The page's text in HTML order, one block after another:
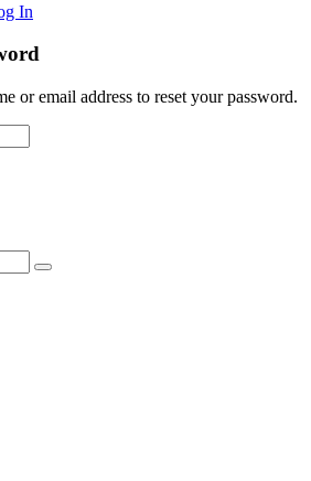
In
or email address to reset your password.